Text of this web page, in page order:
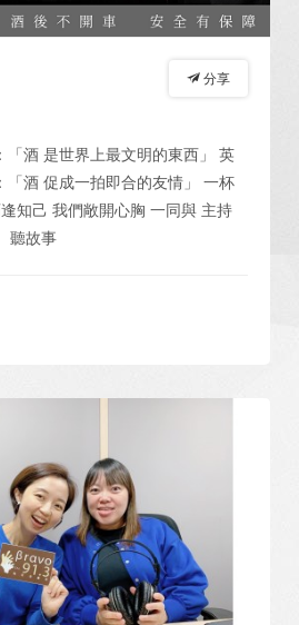
分享
「酒 是世界上最文明的東西」 英
「酒 促成一拍即合的友情」 一杯
知己 我們敞開心胸 一同與 主持
聽故事